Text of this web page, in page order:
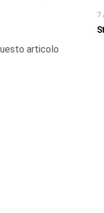
articolo
7